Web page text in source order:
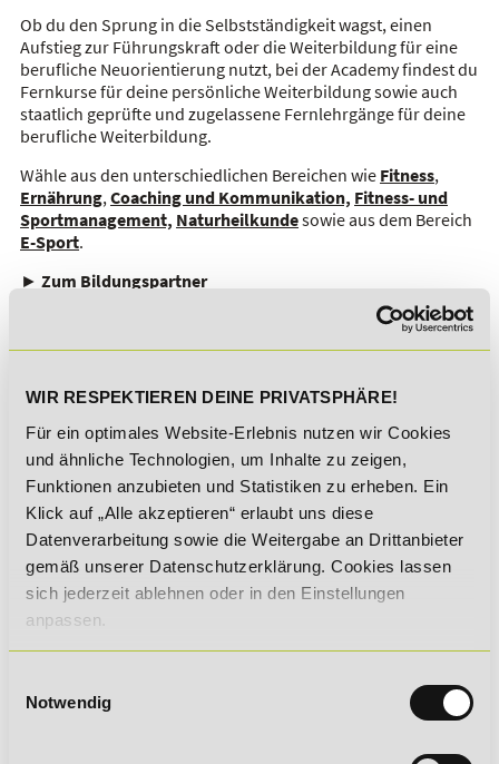
WIR RESPEKTIEREN DEINE PRIVATSPHÄRE!
Für ein optimales Website-Erlebnis nutzen wir Cookies
und ähnliche Technologien, um Inhalte zu zeigen,
Funktionen anzubieten und Statistiken zu erheben. Ein
Klick auf „Alle akzeptieren“ erlaubt uns diese
Datenverarbeitung sowie die Weitergabe an Drittanbieter
gemäß unserer Datenschutzerklärung. Cookies lassen
sich jederzeit ablehnen oder in den Einstellungen
anpassen.
Notwendig
Ob du den Sprung in die Selbstständigkeit wagst, einen
Aufstieg zur Führungskraft oder die Weiterbildung für eine
berufliche Neuorientierung nutzt, bei der Academy findest du
Fernkurse für deine persönliche Weiterbildung sowie auch
staatlich geprüfte und zugelassene Fernlehrgänge für deine
berufliche Weiterbildung.
Wähle aus den unterschiedlichen Bereichen wie Fitness,
Ernährung,Coaching und Kommunikation, Fitness- und
Sportmanagement, Naturheilkundesowie aus dem Bereich
E-Sport.
►Zum Bildungspartner
EHiP - Europäische Hochschule für Innovation
und Perspektive
DieEHiPist unser Bildungspartner für akademische
Abschlüsse. Als moderne Fernhochschule hat sich die EHiP
das Ziel gesetzt, dich mit Qualifikationen und Fähigkeiten
auszustatten, die du für eine erfolgreiche berufliche Zukunft
im digitalen Zeitalter brauchst.
auszustatten, die du für eine erfolgreiche berufliche Zukunft
im digitalen Zeitalter brauchst.